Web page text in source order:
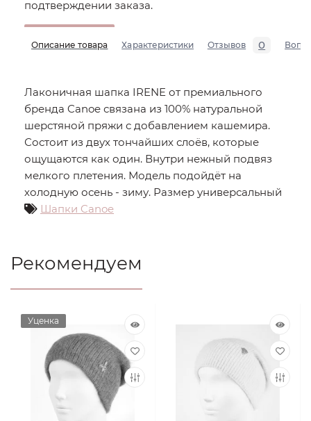
подтверждении заказа.
Описание товара Характеристики Отзывов 0
Лаконичная шапка IRENE от премиального
бренда Canoe связана из 100% натуральной
шерстяной пряжи с добавлением кашемира.
Состоит из двух тончайших слоёв, которые
ощущаются как один. Внутри нежный подвяз
мелкого плетения. Модель подойдёт на
холодную осень - зиму. Размер универсальный
Шапки Canoe
Рекомендуем
Уценка